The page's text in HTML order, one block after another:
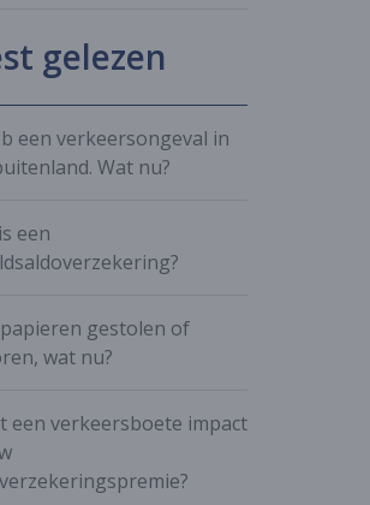
gelezen
een verkeersongeval in
Wat nu?
een
gestolen of
wat nu?
een verkeersboete impact